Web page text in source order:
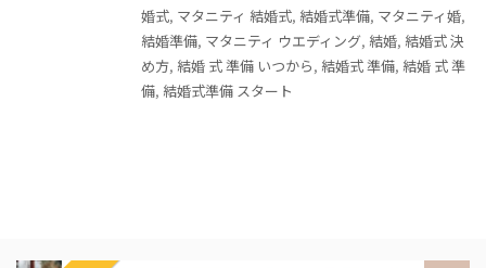
婚式, マタニティ 結婚式, 結婚式準備, マタニティ婚,
結婚準備, マタニティ ウエディング, 結婚, 結婚式 決
め方, 結婚 式 準備 いつから, 結婚式 準備, 結婚 式 準
備, 結婚式準備 スタート